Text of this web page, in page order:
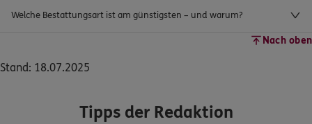
Welche Bestattungsart ist am günstigsten – und warum?
Nach oben
Stand: 18.07.2025
Tipps der Redaktion